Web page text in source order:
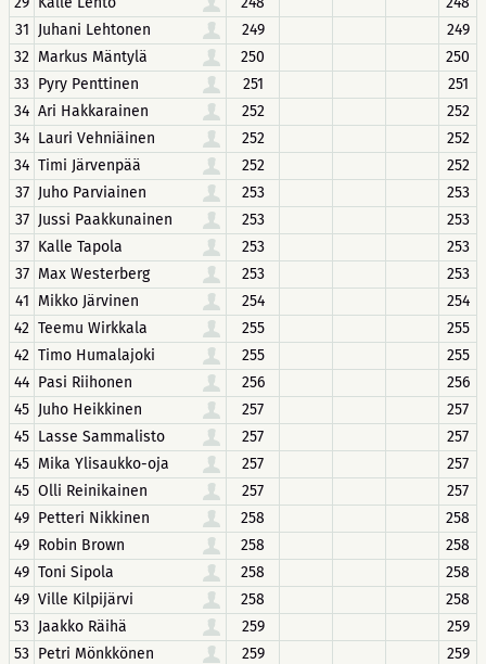
31 Juhani Lehtonen 249
249
32 Markus Mäntylä 250
250
33 Pyry Penttinen 251
251
34 Ari Hakkarainen 252
252
34 Lauri Vehniäinen 252
252
34 Timi Järvenpää 252
252
37 Juho Parviainen 253
253
37 Jussi Paakkunainen 253
253
37 Kalle Tapola 253
253
37 Max Westerberg 253
253
41 Mikko Järvinen 254
254
42 Teemu Wirkkala 255
255
42 Timo Humalajoki 255
255
44 Pasi Riihonen 256
256
45 Juho Heikkinen 257
257
45 Lasse Sammalisto 257
257
45 Mika Ylisaukko-oja 257
257
45 Olli Reinikainen 257
257
49 Petteri Nikkinen 258
258
49 Robin Brown 258
258
49 Toni Sipola 258
258
49 Ville Kilpijärvi 258
258
53 Jaakko Räihä 259
259
53 Petri Mönkkönen 259
259